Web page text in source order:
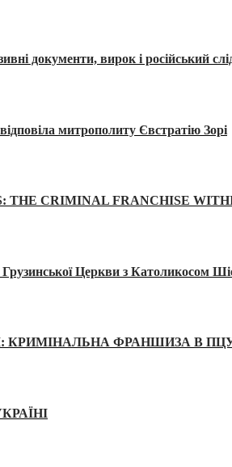
вирок і російський слід у
митрополиту Євстратію Зорі
THE CRIMINAL FRANCHISE
Церкви з Католикосом
КРИМІНАЛЬНА ФРАНШИЗА В